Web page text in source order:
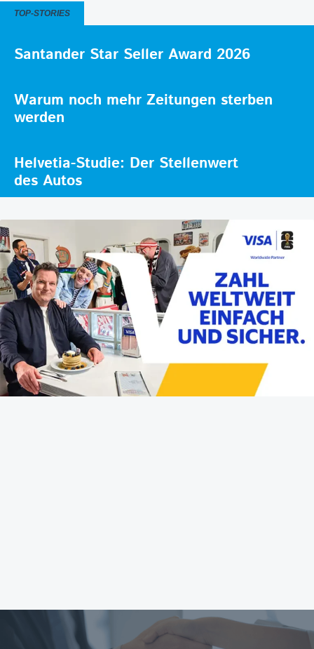
TOP-STORIES
Santander Star Seller Award 2026
Warum noch mehr Zeitungen sterben
werden
Helvetia-Studie: Der Stellenwert
des Autos